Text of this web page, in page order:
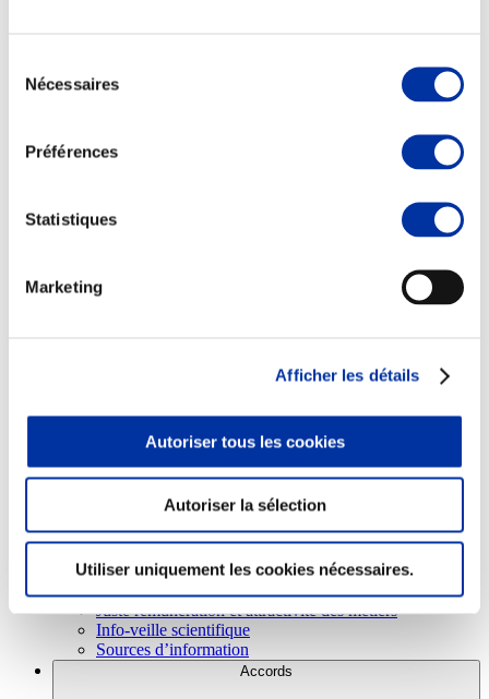
Nécessaires
Préférences
Statistiques
Marketing
Afficher les détails
Autoriser tous les cookies
Autoriser la sélection
Utiliser uniquement les cookies nécessaires.
Sécurité sanitaire
Viandes et santé
Juste rémunération et attractivité des métiers
Info-veille scientifique
Sources d’information
Accords